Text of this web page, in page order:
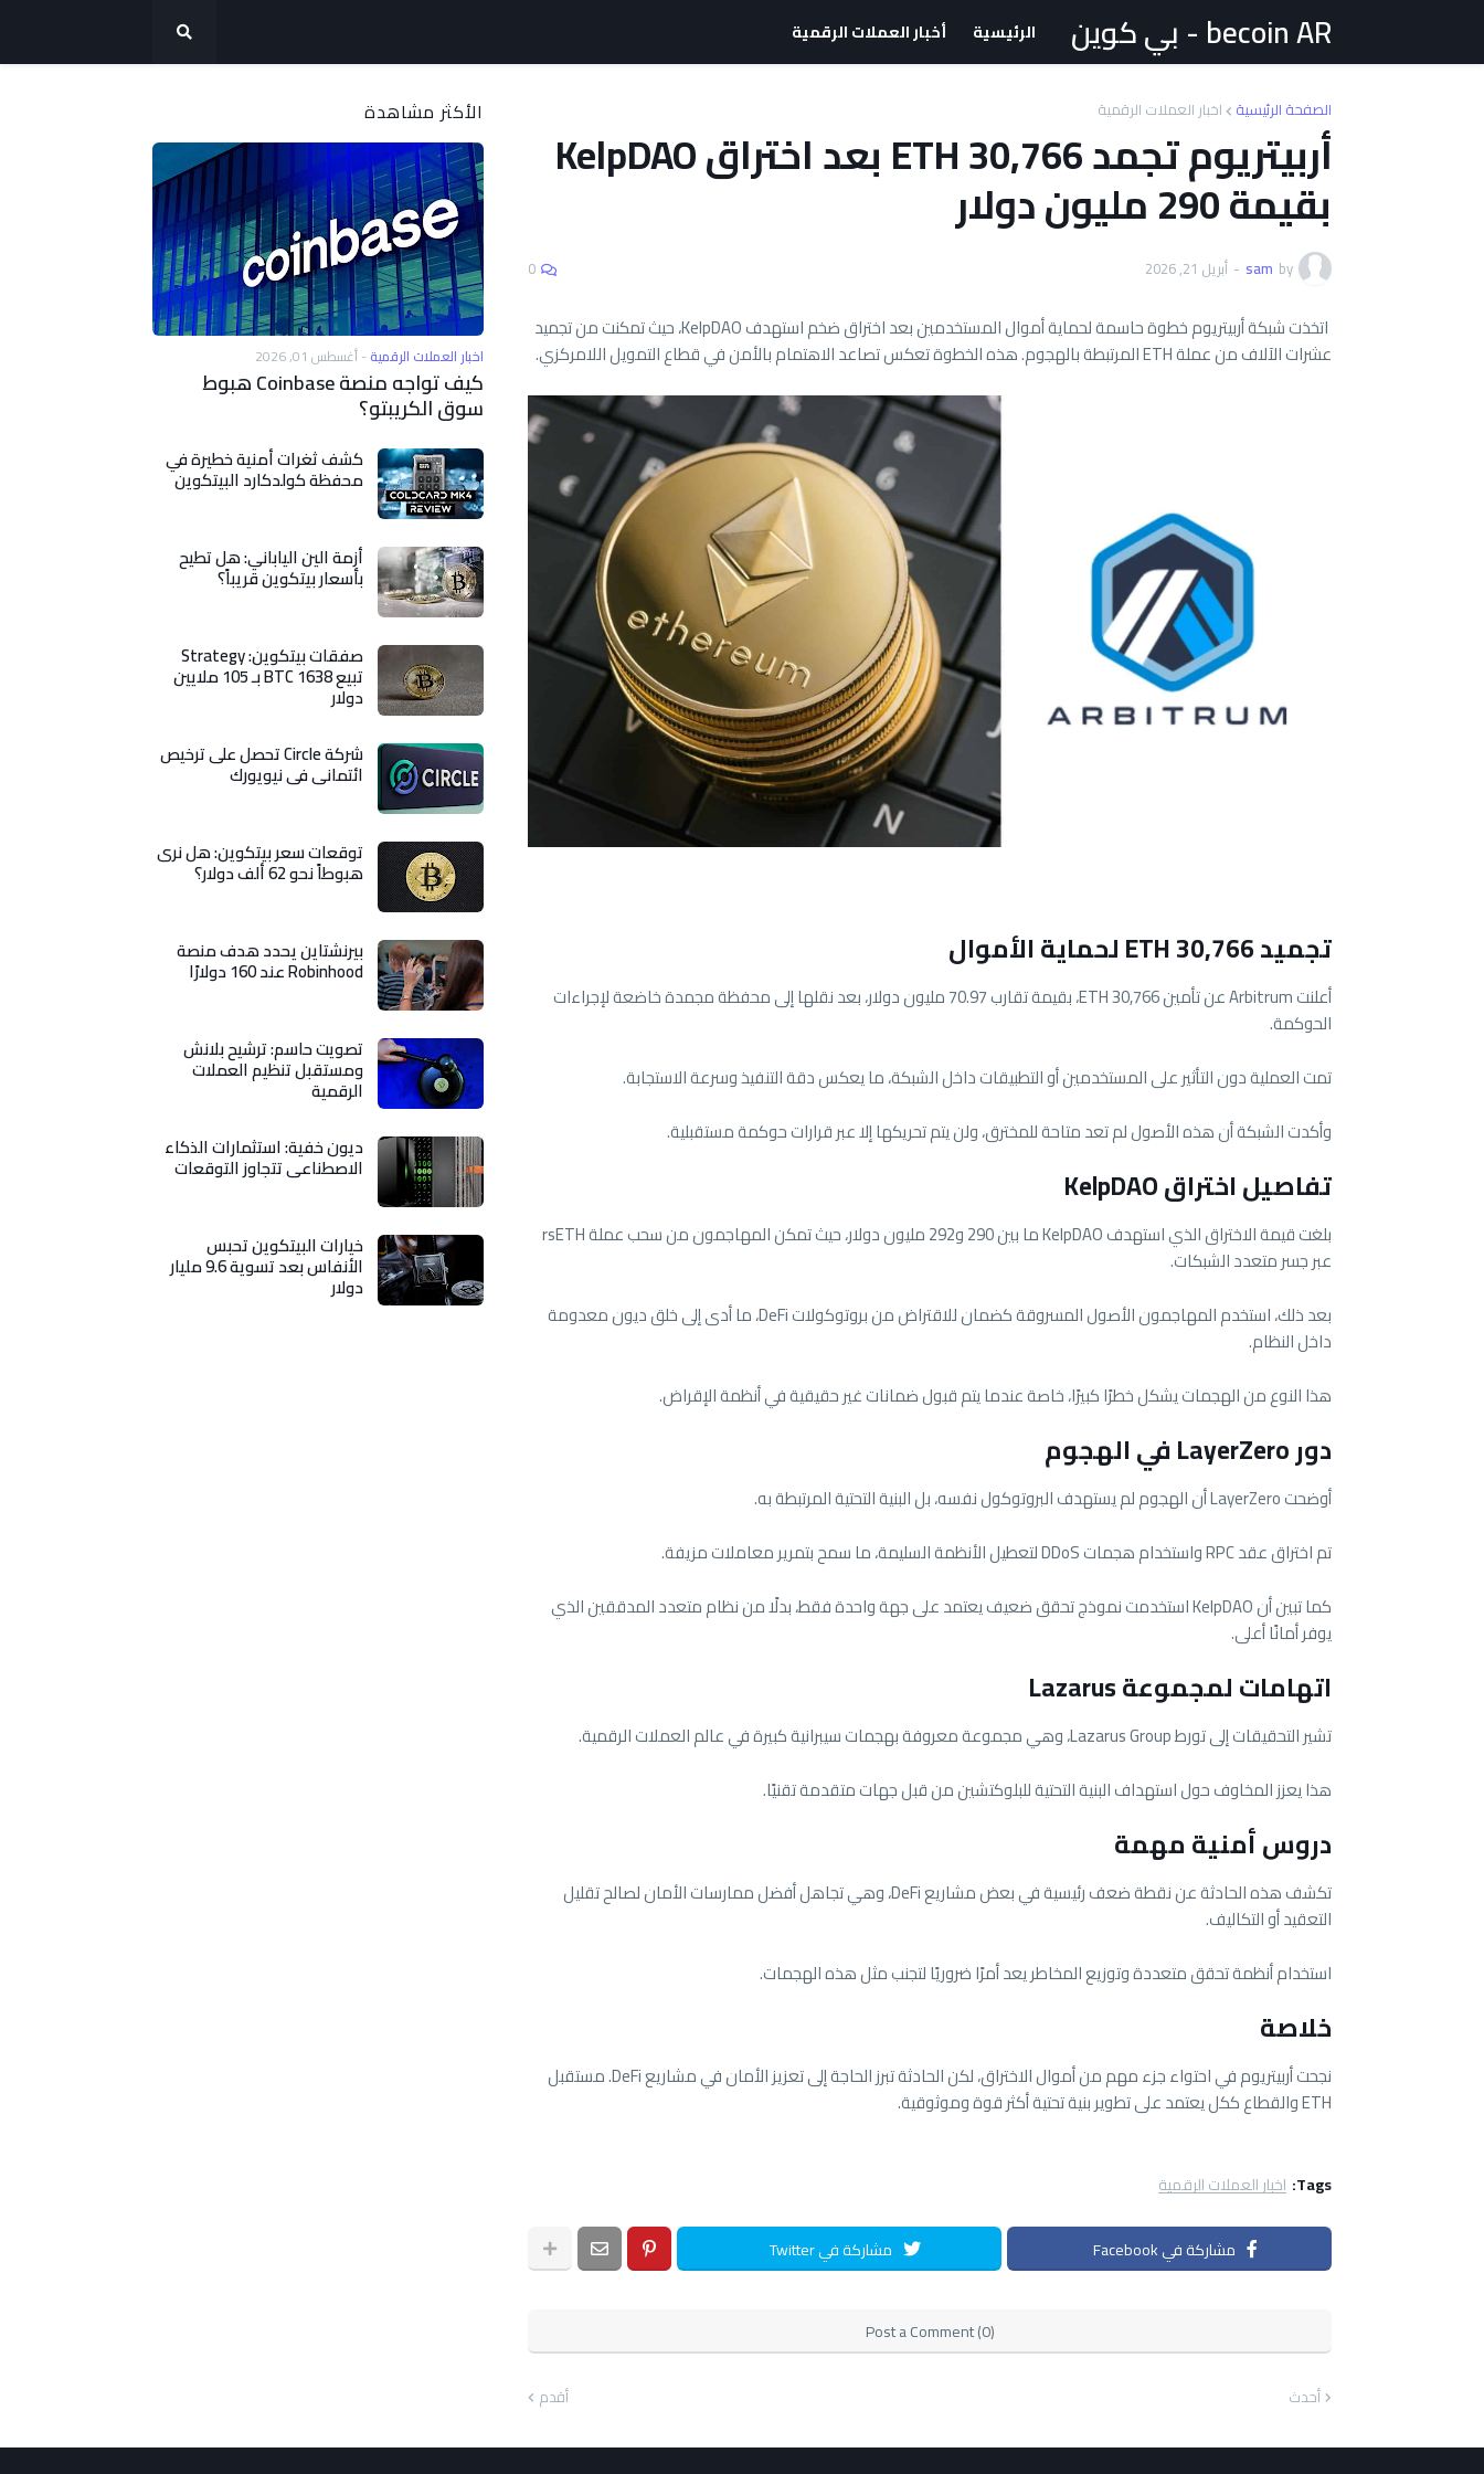
becoin AR - بي كوين الرئيسية أخبار العملات الرقمية
الصفحة الرئيسية اخبار العملات الرقمية
أربيتريوم تجمد 30,766 ETH بعد اختراق KelpDAO
بقيمة 290 مليون دولار
by
sam
- أبريل 21, 2026 0
اتخذت شبكة أربيتريوم خطوة حاسمة لحماية أموال المستخدمين بعد اختراق ضخم استهدف KelpDAO، حيث تمكنت من تجميد
عشرات الآلاف من عملة ETH المرتبطة بالهجوم. هذه الخطوة تعكس تصاعد الاهتمام بالأمن في قطاع التمويل اللامركزي.
تجميد 30,766 ETH لحماية الأموال
أعلنتArbitrum
عن تأمين 30,766 ETH، بقيمة تقارب 70.97 مليون دولار، بعد نقلها إلى محفظة مجمدة خاضعة لإجراءات
الحوكمة.
تمت العملية دون التأثير على المستخدمين أو التطبيقات داخل الشبكة، ما يعكس دقة التنفيذ وسرعة الاستجابة.
وأكدت الشبكة أن هذه الأصول لم تعد متاحة للمخترق، ولن يتم تحريكها إلا عبر قرارات حوكمة مستقبلية.
تفاصيل اختراق KelpDAO
بلغت قيمة الاختراق الذي استهدف KelpDAO ما بين 290 و292 مليون دولار، حيث تمكن المهاجمون من سحب عملة rsETH
عبر جسر متعدد الشبكات.
بعد ذلك، استخدم المهاجمون الأصول المسروقة كضمان للاقتراض من بروتوكولات DeFi، ما أدى إلى خلق ديون معدومة
داخل النظام.
هذا النوع من الهجمات يشكل خطرًا كبيرًا، خاصة عندما يتم قبول ضمانات غير حقيقية في أنظمة الإقراض.
دور LayerZero في الهجوم
أوضحتLayerZeroأن الهجوم لم يستهدف البروتوكول نفسه، بل البنية التحتية المرتبطة به.
تم اختراق عقد RPC واستخدام هجمات DDoS لتعطيل الأنظمة السليمة، ما سمح بتمرير معاملات مزيفة.
كما تبين أن KelpDAO استخدمت نموذج تحقق ضعيف يعتمد على جهة واحدة فقط، بدلًا من نظام متعدد المدققين الذي
يوفر أمانًا أعلى.
اتهامات لمجموعة Lazarus
تشير التحقيقات إلى تورطLazarus Group، وهي مجموعة معروفة بهجمات سيبرانية كبيرة في عالم العملات الرقمية.
هذا يعزز المخاوف حول استهداف البنية التحتية للبلوكتشين من قبل جهات متقدمة تقنيًا.
دروس أمنية مهمة
تكشف هذه الحادثة عن نقطة ضعف رئيسية في بعض مشاريع DeFi، وهي تجاهل أفضل ممارسات الأمان لصالح تقليل
التعقيد أو التكاليف.
استخدام أنظمة تحقق متعددة وتوزيع المخاطر يعد أمرًا ضروريًا لتجنب مثل هذه الهجمات.
خلاصة
نجحت أربيتريوم في احتواء جزء مهم من أموال الاختراق، لكن الحادثة تبرز الحاجة إلى تعزيز الأمان في مشاريع DeFi. مستقبل
ETH والقطاع ككل يعتمد على تطوير بنية تحتية أكثر قوة وموثوقية.
Tags: اخبار العملات الرقمية
مشاركة في Facebook مشاركة في Twitter
Post a Comment (0)
أحدث أقدم
الأكثر مشاهدة
اخبار العملات الرقمية-أغسطس 01, 2026
كيف تواجه منصة Coinbase هبوط
سوق الكريبتو؟
كشف ثغرات أمنية خطيرة في
محفظة كولدكارد البيتكوين
أزمة الين الياباني: هل تطيح
بأسعار بيتكوين قريباً؟
صفقات بيتكوين: Strategy
تبيع 1638 BTC بـ 105 ملايين
دولار
شركة Circle تحصل على ترخيص
ائتماني في نيويورك
توقعات سعر بيتكوين: هل نرى
هبوطاً نحو 62 ألف دولار؟
بيرنشتاين يحدد هدف منصة
Robinhood عند 160 دولارًا
تصويت حاسم: ترشيح بلانش
ومستقبل تنظيم العملات
الرقمية
ديون خفية: استثمارات الذكاء
الاصطناعي تتجاوز التوقعات
خيارات البيتكوين تحبس
الأنفاس بعد تسوية 9.6 مليار
دولار